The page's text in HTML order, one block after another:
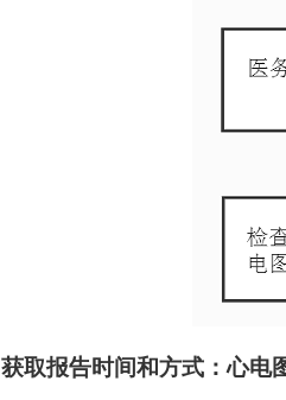
获取报告时间和方式：心电